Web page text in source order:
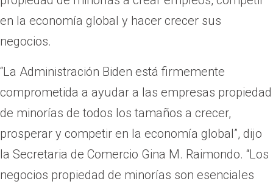
en la economía global y hacer crecer sus
negocios.
“La Administración Biden está firmemente
comprometida a ayudar a las empresas propiedad
de minorías de todos los tamaños a crecer,
prosperar y competir en la economía global”, dijo
la Secretaria de Comercio Gina M. Raimondo. “Los
negocios propiedad de minorías son esenciales